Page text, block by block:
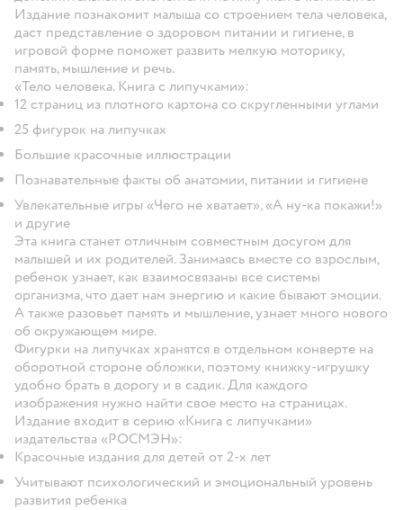
Издание познакомит малыша со строением тела человека,
даст представление о здоровом питании и гигиене, в
игровой форме поможет развить мелкую моторику,
память, мышление и речь.
«Тело человека. Книга с липучками»:
12 страниц из плотного картона со скругленными углами
25 фигурок на липучках
Большие красочные иллюстрации
Познавательные факты об анатомии, питании и гигиене
Увлекательные игры «Чего не хватает», «А ну-ка покажи!»
и другие
Эта книга станет отличным совместным досугом для
малышей и их родителей. Занимаясь вместе со взрослым,
ребенок узнает, как взаимосвязаны все системы
организма, что дает нам энергию и какие бывают эмоции.
А также разовьет память и мышление, узнает много нового
об окружающем мире.
Фигурки на липучках хранятся в отдельном конверте на
оборотной стороне обложки, поэтому книжку-игрушку
удобно брать в дорогу и в садик. Для каждого
изображения нужно найти свое место на страницах.
Издание входит в серию «Книга с липучками»
издательства «РОСМЭН»:
Красочные издания для детей от 2-х лет
Учитывают психологический и эмоциональный уровень
развития ребенка